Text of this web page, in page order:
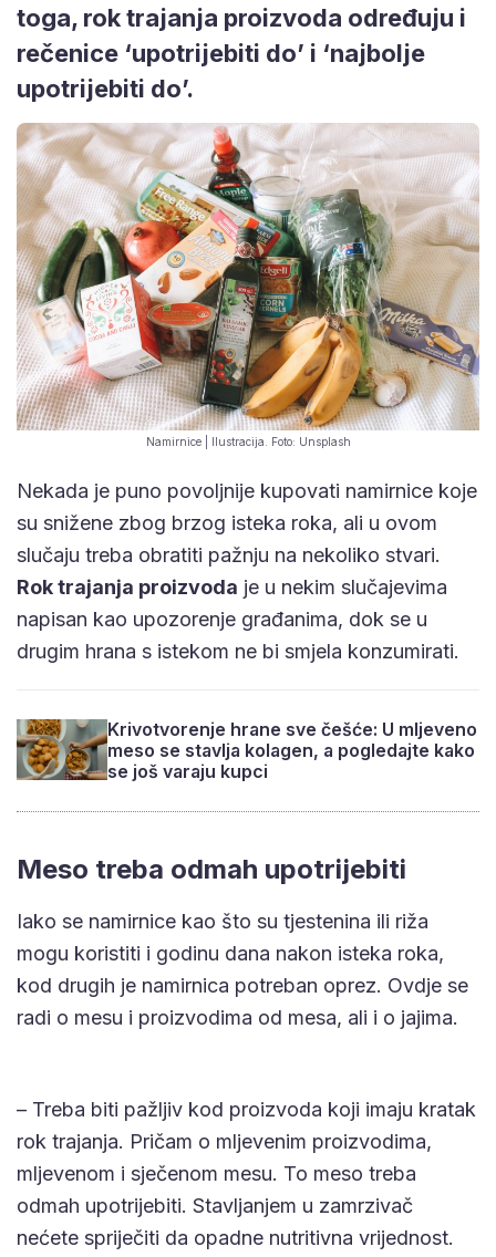
toga, rok trajanja proizvoda određuju i
rečenice ‘upotrijebiti do’ i ‘najbolje
upotrijebiti do’.
Namirnice | Ilustracija. Foto: Unsplash
Nekada je puno povoljnije kupovati namirnice koje
su snižene zbog brzog isteka roka, ali u ovom
slučaju treba obratiti pažnju na nekoliko stvari.
Rok trajanja proizvoda je u nekim slučajevima
napisan kao upozorenje građanima, dok se u
drugim hrana s istekom ne bi smjela konzumirati.
Krivotvorenje hrane sve češće: U mljeveno
meso se stavlja kolagen, a pogledajte kako
se još varaju kupci
Meso treba odmah upotrijebiti
Iako se namirnice kao što su tjestenina ili riža
mogu koristiti i godinu dana nakon isteka roka,
kod drugih je namirnica potreban oprez. Ovdje se
radi o mesu i proizvodima od mesa, ali i o jajima.
– Treba biti pažljiv kod proizvoda koji imaju kratak
rok trajanja. Pričam o mljevenim proizvodima,
mljevenom i sječenom mesu. To meso treba
odmah upotrijebiti. Stavljanjem u zamrzivač
nećete spriječiti da opadne nutritivna vrijednost.